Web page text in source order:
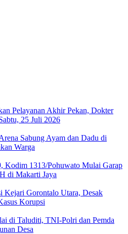
Pelayanan Akhir Pekan, Dokter
25 Juli 2026
Sabung Ayam dan Dadu di
Warga
Kodim 1313/Pohuwato Mulai Garap
di Makarti Jaya
Kejari Gorontalo Utara, Desak
Korupsi
di Taluditi, TNI-Polri dan Pemda
Desa